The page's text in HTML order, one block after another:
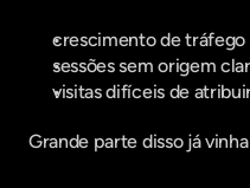
crescimento de
sessões sem origem
visitas difíceis de
Grande parte disso já